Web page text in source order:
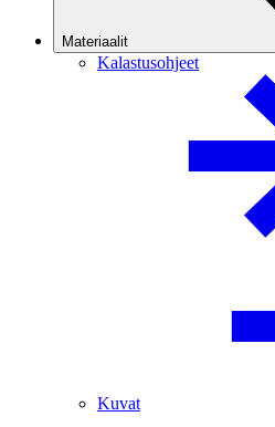
Materiaalit
Kalastusohjeet
Kuvat